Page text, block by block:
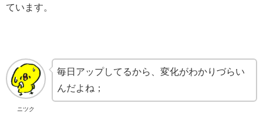
ています。
ニツク
毎日アップしてるから、変化がわかりづらい
んだよね；